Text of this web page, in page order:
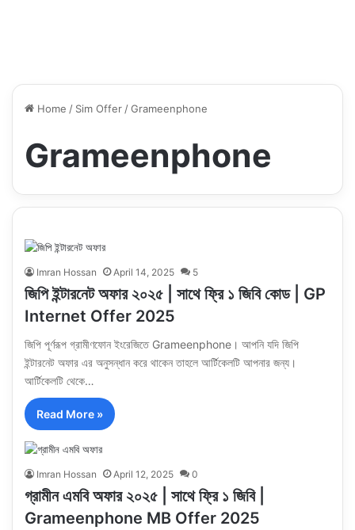
Home / Sim Offer/Grameenphone
Grameenphone
Imran Hossan April 14, 2025 5
জিপি ইন্টারনেট অফার ২০২৫ | সাথে ফ্রি ১ জিবি কোড | GP
Internet Offer 2025
জিপি পূর্ণরূপ গ্রামীণফোন ইংরেজিতে Grameenphone। আপনি যদি জিপি
ইন্টারনেট অফার এর অনুসন্ধান করে থাকেন তাহলে আর্টিকেলটি আপনার জন্য।
আর্টিকেলটি থেকে…
Read More »
Imran Hossan April 12, 2025 0
গ্রামীন এমবি অফার ২০২৫ | সাথে ফ্রি ১ জিবি |
Grameenphone MB Offer 2025